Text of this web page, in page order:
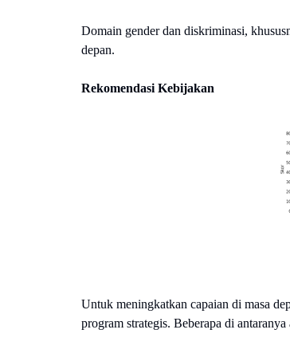
Domain gender dan diskriminasi,
depan.
Rekomendasi Kebijakan
Untuk meningkatkan capaian di masa
program strategis. Beberapa di antaranya